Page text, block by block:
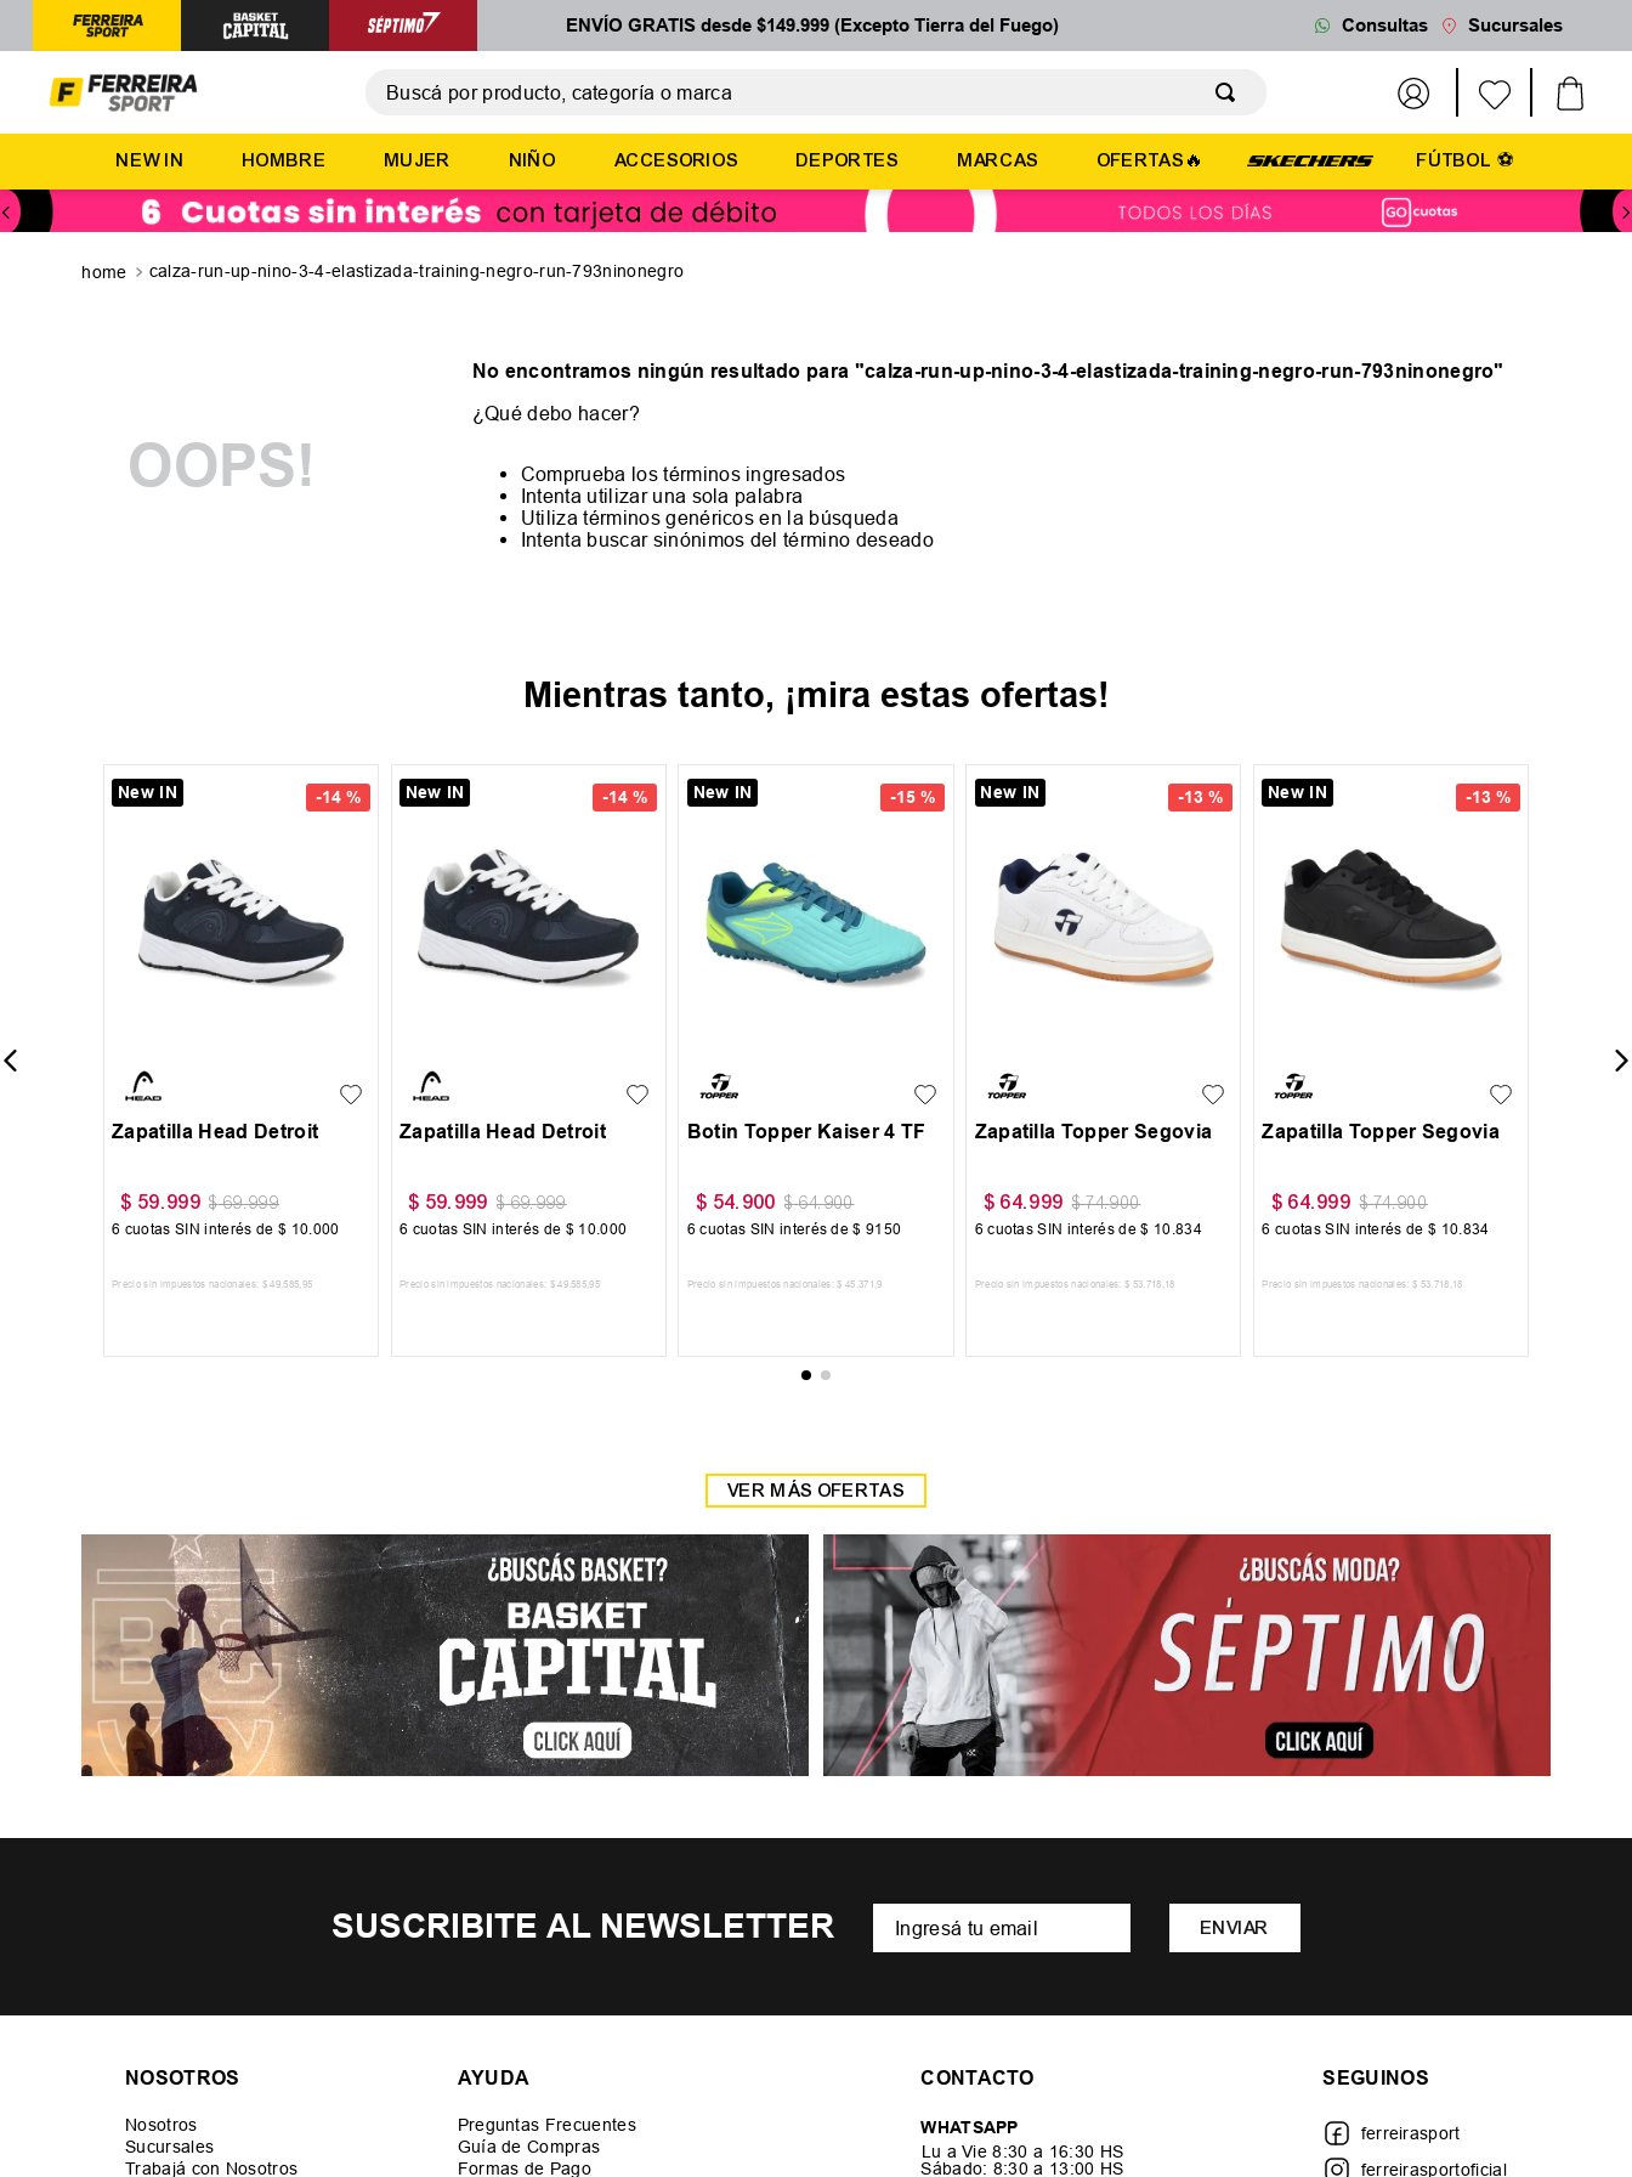
ENVÍO GRATIS desde $149.999 (Excepto Tierra del Fuego) Consultas Sucursales
NEW IN HOMBRE MUJER NIÑO ACCESORIOS DEPORTES MARCAS OFERTAS🔥 FÚTBOL ⚽
calza-run-up-nino-3-4-elastizada-training-negro-run-793ninonegro
OOPS!
No encontramos ningún resultado para "calza-run-up-nino-3-4-elastizada-training-negro-run-793ninonegro"
¿Qué debo hacer?
Comprueba los términos ingresados
Intenta utilizar una sola palabra
Utiliza términos genéricos en la búsqueda
Intenta buscar sinónimos del término deseado
Mientras tanto, ¡mira estas ofertas!
-14 %
New IN
Zapatilla Head Detroit
$ 59.999 $ 69.999
6 cuotas SIN interés de $ 10.000
Precio sin impuestos nacionales: $ 49 .585 95
-14 %
New IN
44
Zapatilla Head Detroit
$ 59. 999 $ 69.999
6 cuotas SIN interés de $ 10.000
Precio sin impuestos nacionales: $ 49.585 ,95
-15 %
New IN
41
Botin Topper Kaiser 4 TF
$ 54. 900 $ 64.900
6 cuotas SIN interés de$ 9150
Precio sin impuestos nacionales: $ 45 371 ,9
-13 %
New IN
39
Zapatilla Topper Segovia
$ 64.999 $ 74.900
6 cuotas SIN interés de$ 10 .834
Precio sin impuestos nacionales: $ 53 718 18
-13 %
New IN
40
Zapatilla Topper Segovia
$ 64.999 $ 74.900
6 cuotas SIN interés de$ 10.834
Precio sin impuestos nacionales: $ 53 718 18
40
VER MÁS OFERTAS
SUSCRIBITE AL NEWSLETTER ENVIAR
NOSOTROS
Nosotros
Sucursales
Trabajá con Nosotros
AYUDA
Preguntas Frecuentes
Guía de Compras
Formas de Pago
CONTACTO
WHATSAPP
Lu a Vie 8:30 a 16:30 HS
Sábado: 8:30 a 13:00 HS
SEGUINOS
ferreirasport
ferreirasportoficial
TÉRMINOS MÁS BUSCADOS
2.
zapatillas
3
basquet